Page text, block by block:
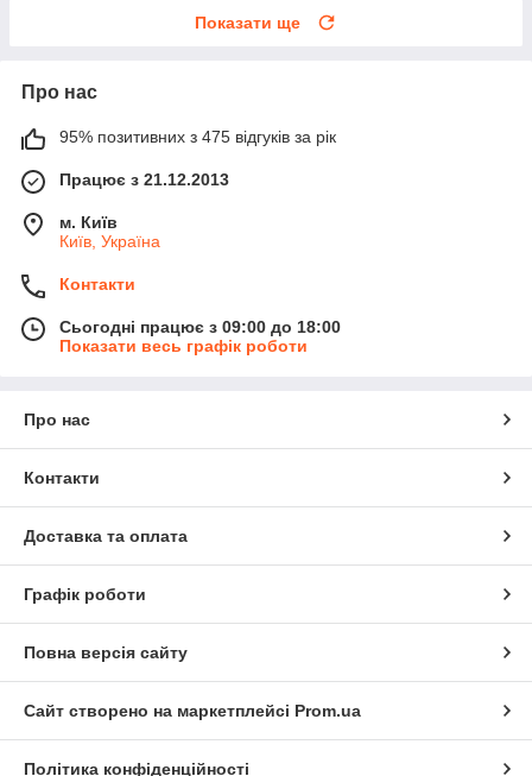
Показати ще
Про нас
95% позитивних з 475 відгуків за рік
Працює з 21.12.2013
м. Київ
Київ, Україна
Контакти
Сьогодні працює з 09:00 до 18:00
Показати весь графік роботи
Про нас
Контакти
Доставка та оплата
Графік роботи
Повна версія сайту
Сайт створено на маркетплейсі Prom.ua
Політика конфіденційності